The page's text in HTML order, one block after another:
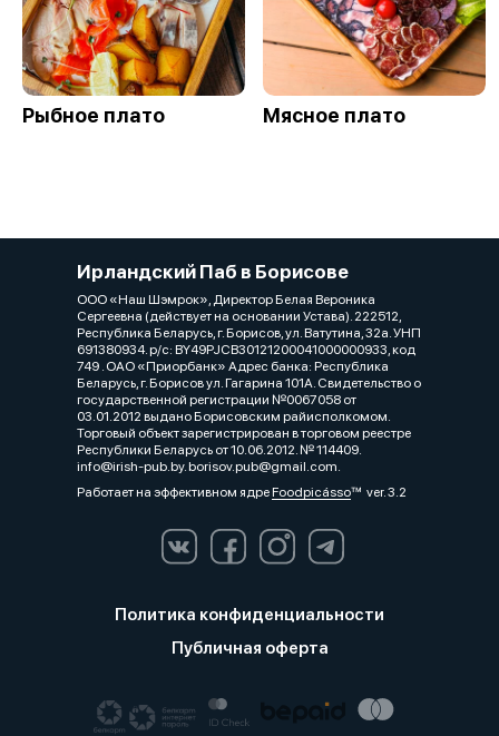
Рыбное плато Мясное плато
Ирландский Паб в Борисове
ООО «Наш Шэмрок», Директор Белая Вероника
Сергеевна (действует на основании Устава). 222512,
Республика Беларусь, г. Борисов, ул. Ватутина, 32а. УНП
691380934. р/с: BY49PJCB30121200041000000933, код
749 . ОАО «Приорбанк» Адрес банка: Республика
Беларусь, г. Борисов ул. Гагарина 101А. Свидетельство о
государственной регистрации №0067058 от
03.01.2012 выдано Борисовским райисполкомом.
Торговый объект зарегистрирован в торговом реестре
Республики Беларусь от 10.06.2012. № 114409.
info@irish-pub.by. borisov.pub@gmail.com.
Работает на эффективном ядреFoodpicássover. 3.2
Политика конфиденциальности
Публичная оферта